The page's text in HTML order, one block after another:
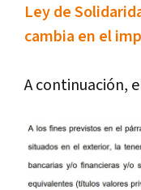
Ley de
cambia en el
A continuación,